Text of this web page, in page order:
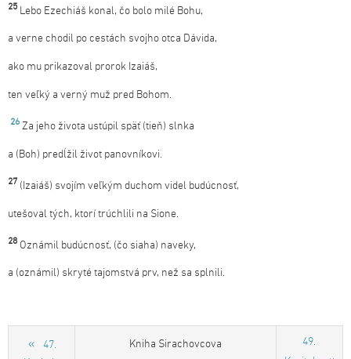
25 Lebo Ezechiáš konal, čo bolo milé Bohu,
a verne chodil po cestách svojho otca Dávida,
ako mu prikazoval prorok Izaiáš,
ten veľký a verný muž pred Bohom.
26 Za jeho života ustúpil späť (tieň) slnka
a (Boh) predĺžil život panovníkovi.
27 (Izaiáš) svojím veľkým duchom videl budúcnosť,
utešoval tých, ktorí trúchlili na Sione.
28 Oznámil budúcnosť, (čo siaha) naveky,
a (oznámil) skryté tajomstvá prv, než sa splnili.
47.
Kniha Sirachovcova
49.